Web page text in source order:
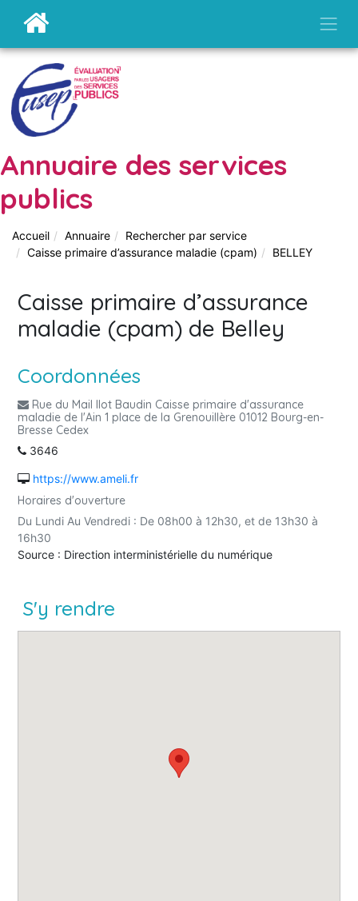
Annuaire des services
publics
Accueil Annuaire
Rechercher par service
Caisse primaire d’assurance maladie (cpam)
BELLEY
Caisse primaire d’assurance
maladie (cpam) de Belley
Coordonnées
Rue du Mail Ilot Baudin Caisse primaire d'assurance
maladie de l'Ain 1 place de la Grenouillère 01012 Bourg-en-
Bresse Cedex
3646
https://www.ameli.fr
Horaires d'ouverture
Du Lundi Au Vendredi : De 08h00 à 12h30, et de 13h30 à
16h30
Source : Direction interministérielle du numérique
S'y rendre